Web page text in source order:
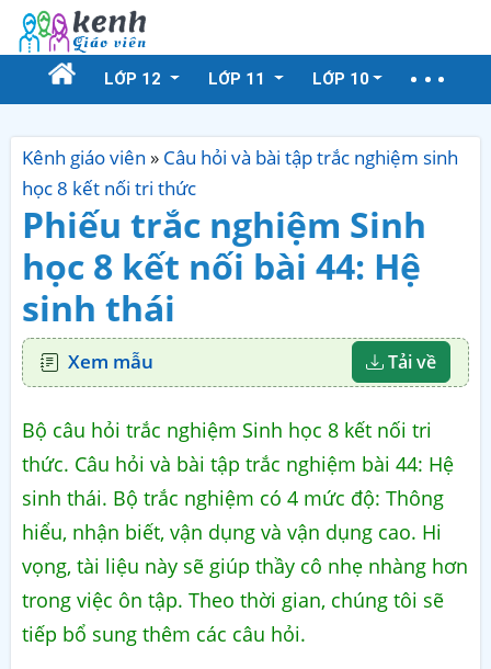
LỚP 12 LỚP 11 LỚP 10
Kênh giáo viên » Câu hỏi và bài tập trắc nghiệm sinh
học 8 kết nối tri thức
Phiếu trắc nghiệm Sinh
học 8 kết nối bài 44: Hệ
sinh thái
Xem mẫu Tải về
Bộ câu hỏi trắc nghiệm Sinh học 8 kết nối tri
thức. Câu hỏi và bài tập trắc nghiệm bài 44: Hệ
sinh thái. Bộ trắc nghiệm có 4 mức độ: Thông
hiểu, nhận biết, vận dụng và vận dụng cao. Hi
vọng, tài liệu này sẽ giúp thầy cô nhẹ nhàng hơn
trong việc ôn tập. Theo thời gian, chúng tôi sẽ
tiếp bổ sung thêm các câu hỏi.